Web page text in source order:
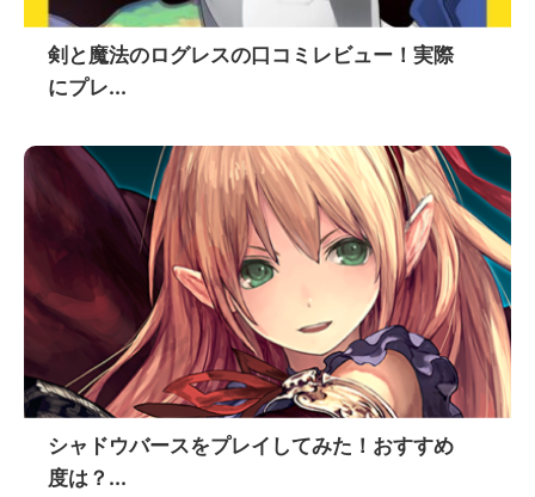
剣と魔法のログレスの口コミレビュー！実際
にプレ...
シャドウバースをプレイしてみた！おすすめ
度は？...